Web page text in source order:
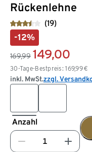
Rückenlehne
(19)
-12%
169,99 149,00
30-Tage-Bestpreis: 169,99€
inkl. MwSt.zzgl.
Anzahl